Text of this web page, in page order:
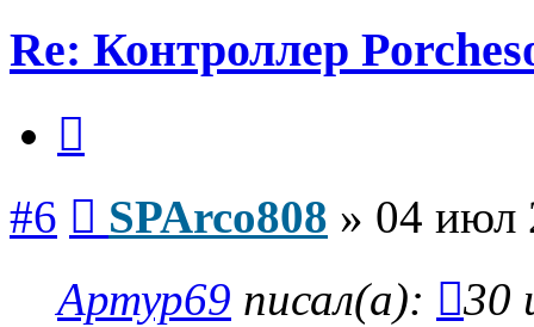
Re: Контроллер
#6 SPArco808 » 04 июл
Артур69 писал(а):
30